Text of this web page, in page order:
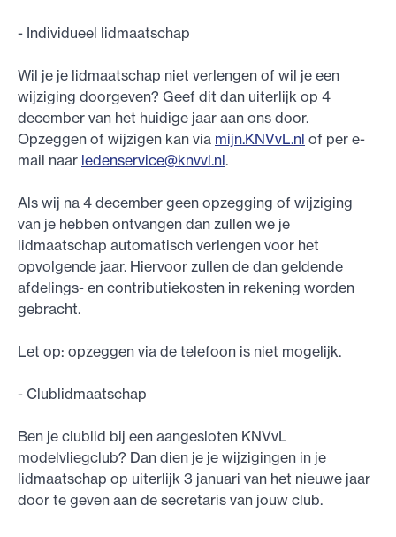
- Individueel lidmaatschap
Wil je je lidmaatschap niet verlengen of wil je een
wijziging doorgeven? Geef dit dan uiterlijk op 4
december van het huidige jaar aan ons door.
Opzeggen of wijzigen kan via mijn.KNVvL.nl of per e-
mail naar ledenservice@knvvl.nl.
Als wij na 4 december geen opzegging of wijziging
van je hebben ontvangen dan zullen we je
lidmaatschap automatisch verlengen voor het
opvolgende jaar. Hiervoor zullen de dan geldende
afdelings- en contributiekosten in rekening worden
gebracht.
Let op: opzeggen via de telefoon is niet mogelijk.
- Clublidmaatschap
Ben je clublid bij een aangesloten KNVvL
modelvliegclub? Dan dien je je wijzigingen in je
lidmaatschap op uiterlijk 3 januari van het nieuwe jaar
door te geven aan de secretaris van jouw club.